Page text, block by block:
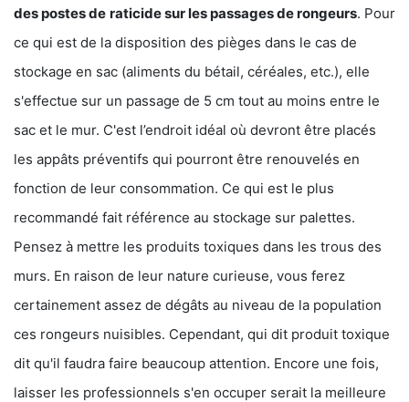
des postes de raticide sur les passages de rongeurs. Pour
ce qui est de la disposition des pièges dans le cas de
stockage en sac (aliments du bétail, céréales, etc.), elle
s'effectue sur un passage de 5 cm tout au moins entre le
sac et le mur. C'est l’endroit idéal où devront être placés
les appâts préventifs qui pourront être renouvelés en
fonction de leur consommation. Ce qui est le plus
recommandé fait référence au stockage sur palettes.
Pensez à mettre les produits toxiques dans les trous des
murs. En raison de leur nature curieuse, vous ferez
certainement assez de dégâts au niveau de la population
ces rongeurs nuisibles. Cependant, qui dit produit toxique
dit qu'il faudra faire beaucoup attention. Encore une fois,
laisser les professionnels s'en occuper serait la meilleure